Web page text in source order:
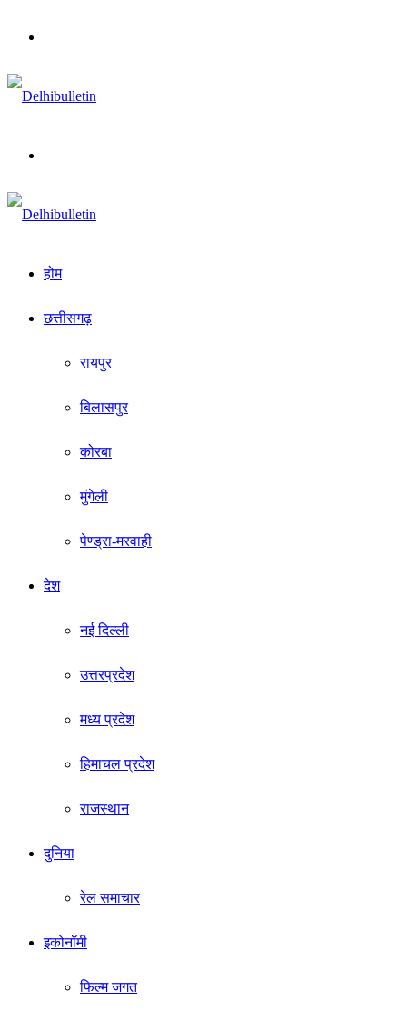
होम
छत्तीसगढ़
रायपुर
बिलासपुर
कोरबा
मुंगेली
पेण्ड्रा-मरवाही
देश
नई दिल्ली
उत्तरप्रदेश
मध्य प्रदेश
हिमाचल प्रदेश
राजस्थान
दुनिया
रेल समाचार
इकोनॉमी
फिल्म जगत